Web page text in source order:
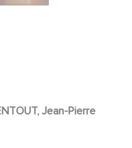
Jean-Pierre